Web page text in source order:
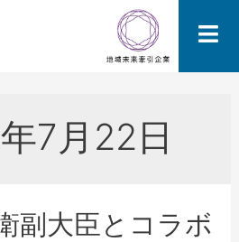
7月22日
副大臣とコラボ